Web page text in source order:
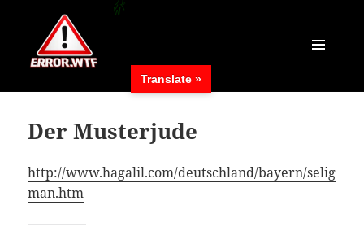
MENÜ
WIDGETS
Der Musterjude
http://www.hagalil.com/deutschland/bayern/selig
man.htm
Translate »